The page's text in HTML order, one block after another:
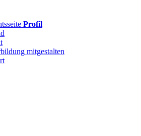
Profil
mitgestalten